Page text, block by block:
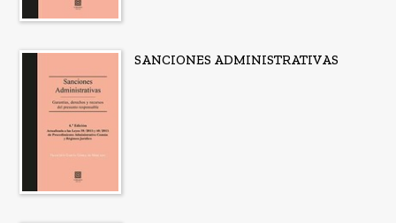
SANCIONES ADMINISTRATIVAS